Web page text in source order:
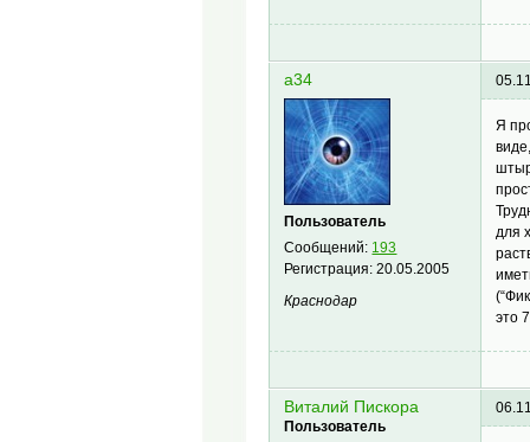
a34
Пользователь
Сообщений: 193
Регистрация:20.05.2005
Краснодар
Я
для
это
Виталий Пискора
Пользователь